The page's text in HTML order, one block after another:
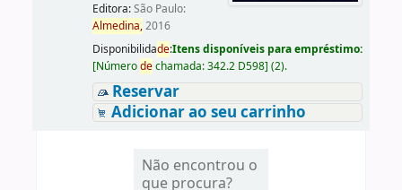
Editora:São Paulo:
Almedina,2016
Disponibilidade:Itens disponíveis para empréstimo:
[Númerodechamada:342.2 D598] (2).
Reservar
Adicionar ao seu carrinho
Não encontrou o
que procura?